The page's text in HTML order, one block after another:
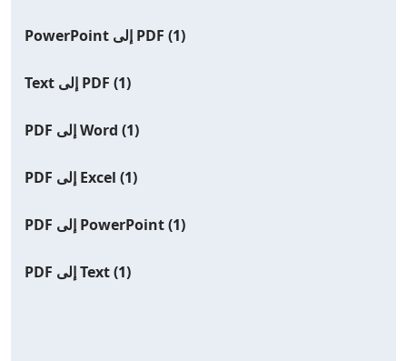
PowerPoint إلى PDF (1)
Text إلى PDF (1)
PDF إلى Word (1)
PDF إلى Excel (1)
PDF إلى PowerPoint(1)
PDF إلى Text(1)